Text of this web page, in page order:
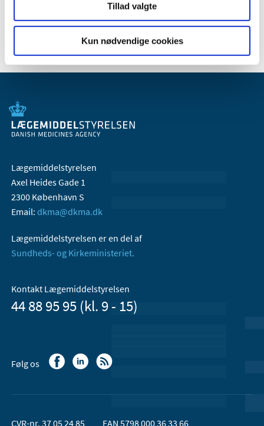
Tillad valgte
Kun nødvendige cookies
2005 (2)
Lægemiddelstyrelsen
Axel Heides Gade 1
2300 København S
Email: dkma@dkma.dk
Lægemiddelstyrelsen er en del af
Sundheds- og Kirkeministeriet.
Kontakt Lægemiddelstyrelsen
44 88 95 95 (kl. 9 - 15)
Følg os
CVR-nr. 37 05 24 85 EAN 5798 000 36 33 66